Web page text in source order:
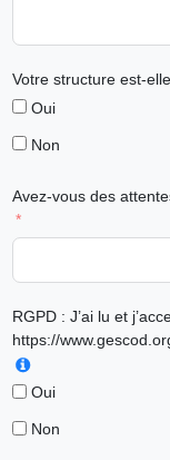
Votre structure est-
Oui
Non
Avez-vous des
RGPD : J’ai lu et
https://
Oui
Non